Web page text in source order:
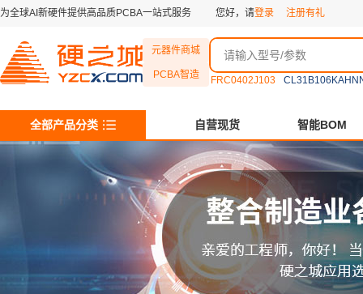
为全球AI新硬件提供高品质PCBA一站式服务 您好，请登录 注册有礼
元器件商城
PCBA智造 FRC0402J103
全部产品分类 自营现货 智能BOM